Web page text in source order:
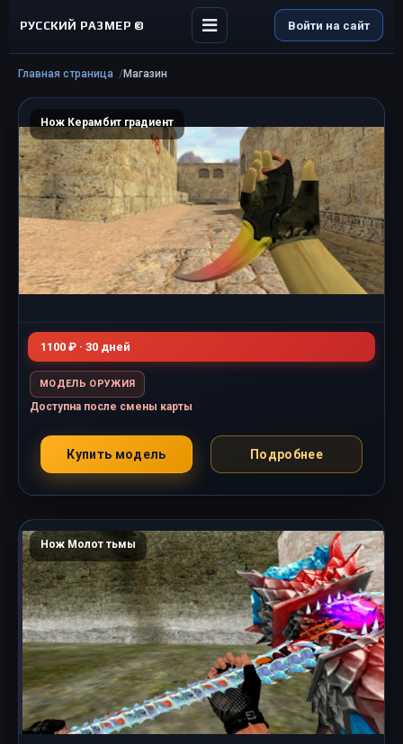
РУССКИЙ РАЗМЕР © Войти на сайт
Главная страница Магазин
Нож Керамбит градиент
1100 ₽ · 30 дней
МОДЕЛЬ ОРУЖИЯ
Доступна после смены карты
Купить модель Подробнее
Нож Молот тьмы